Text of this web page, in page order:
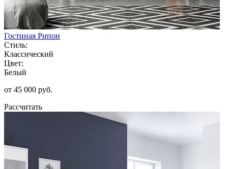
Гостиная Рипон
Стиль:
Классический
Цвет:
Белый
от 45 000 руб.
Рассчитать